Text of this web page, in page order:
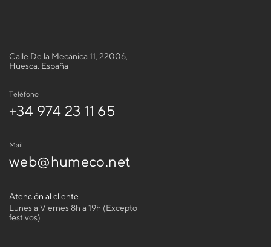
Calle De la Mecánica 11, 22006,
Huesca, España
Teléfono
+34 974 23 11 65
Mail
web@humeco.net
Atención al cliente
Lunes a Viernes 8h a 19h (Excepto
festivos)